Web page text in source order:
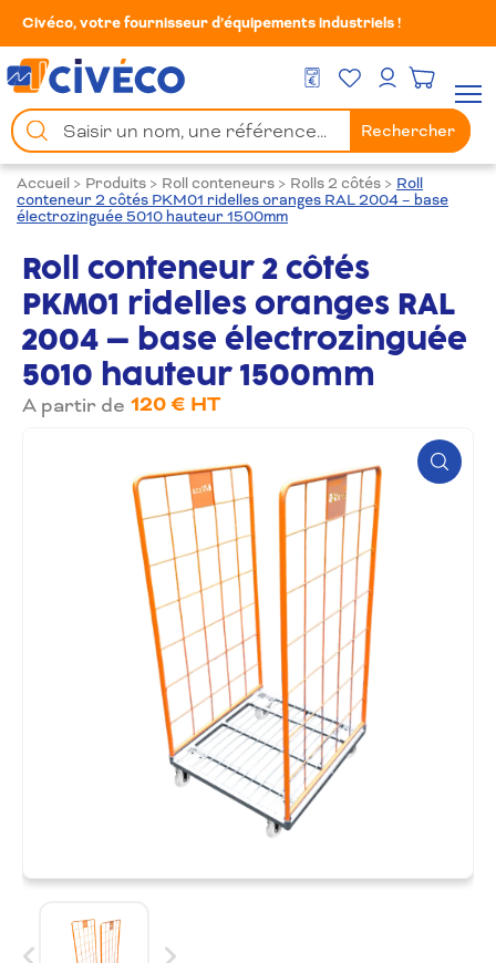
Civéco, votre fournisseur d’équipements industriels !
DEVIS GRATUIT
Mes FavorisMon compte
Chercher
un
produit
Rechercher
Accueil > Produits > Roll conteneurs > Rolls 2 côtés > Roll
conteneur 2 côtés PKM01 ridelles oranges RAL 2004 – base
électrozinguée 5010 hauteur 1500mm
Roll conteneur 2 côtés
PKM01 ridelles oranges RAL
2004 – base électrozinguée
5010 hauteur 1500mm
A partir de 120 € HT
Zoom